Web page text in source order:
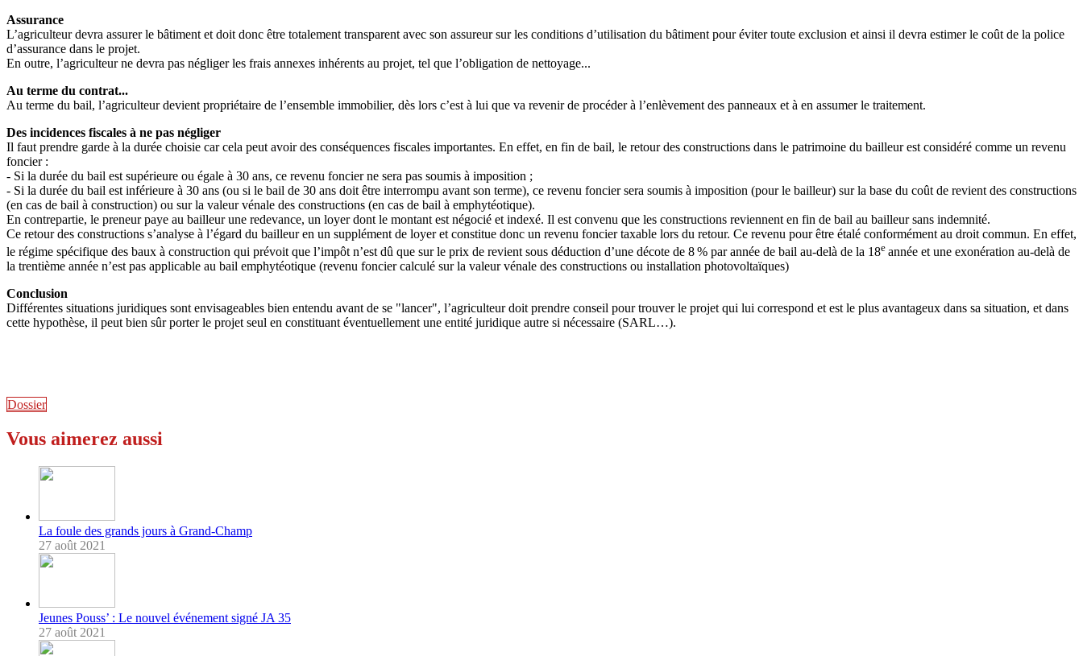
Assurance
L’agriculteur devra assurer le bâtiment et doit donc être totalement transparent avec son assureur sur les conditions d’utilisation du bâtiment pour éviter toute exclusion et ainsi il devra estimer le coût de la police
d’assurance dans le projet.
En outre, l’agriculteur ne devra pas négliger les frais annexes inhérents au projet, tel que l’obligation de nettoyage...
Au terme du contrat...
Au terme du bail, l’agriculteur devient propriétaire de l’ensemble immobilier, dès lors c’est à lui que va revenir de procéder à l’enlèvement des panneaux et à en assumer le traitement.
Des incidences fiscales à ne pas négliger
Il faut prendre garde à la durée choisie car cela peut avoir des conséquences fiscales importantes. En effet, en fin de bail, le retour des constructions dans le patrimoine du bailleur est considéré comme un revenu
foncier :
- Si la durée du bail est supérieure ou égale à 30 ans, ce revenu foncier ne sera pas soumis à imposition ;
- Si la durée du bail est inférieure à 30 ans (ou si le bail de 30 ans doit être interrompu avant son terme), ce revenu foncier sera soumis à imposition (pour le bailleur) sur la base du coût de revient des constructions
(en cas de bail à construction) ou sur la valeur vénale des constructions (en cas de bail à emphytéotique).
En contrepartie, le preneur paye au bailleur une redevance, un loyer dont le montant est négocié et indexé. Il est convenu que les constructions reviennent en fin de bail au bailleur sans indemnité.
Ce retour des constructions s’analyse à l’égard du bailleur en un supplément de loyer et constitue donc un revenu foncier taxable lors du retour. Ce revenu pour être étalé conformément au droit commun. En effet,
le régime spécifique des baux à construction qui prévoit que l’impôt n’est dû que sur le prix de revient sous déduction d’une décote de 8 % par année de bail au-delà de la 18e année et une exonération au-delà de
la trentième année n’est pas applicable au bail emphytéotique (revenu foncier calculé sur la valeur vénale des constructions ou installation photovoltaïques)
Conclusion
Différentes situations juridiques sont envisageables bien entendu avant de se "lancer", l’agriculteur doit prendre conseil pour trouver le projet qui lui correspond et est le plus avantageux dans sa situation, et dans
cette hypothèse, il peut bien sûr porter le projet seul en constituant éventuellement une entité juridique autre si nécessaire (SARL…).
Dossier
Vous aimerez aussi
La foule des grands jours à Grand-Champ
27 août 2021
Jeunes Pouss’ : Le nouvel événement signé JA 35
27 août 2021